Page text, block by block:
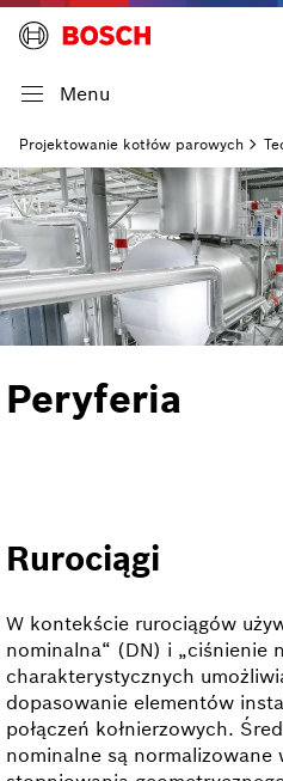
Menu
Projektowanie kotłów parowych
Peryferia
Rurociągi
W kontekście rurociągów
nominalna“ (DN) i „ciśnienie
charakterystycznych
dopasowanie elementów
połączeń kołnierzowych.
nominalne są normalizowane